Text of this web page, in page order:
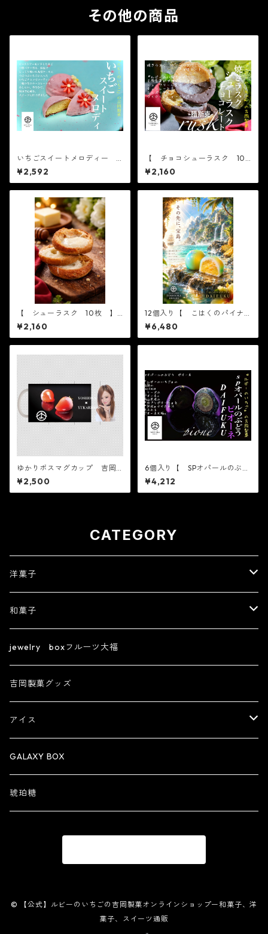
その他の商品
いちごスイートメロディー 6
個入り 父の日 かわい
い フルーツ大福 人気 テ
レビで話題 中元 贈り物
¥2,592
【 チョコシューラスク 10
枚 】日持ち常温45日
¥2,160
【 シューラスク 10枚 】
日持ち常温１２０日
¥2,160
12個入り【 こはくのパイナ
ップル 6個入り×2箱 】
【フルーツ大福】コハクのパ
イナップル6個入り※配送日時
ツ ギフト
¥6,480
ゆかりボスマグカップ 吉岡
製菓の現役！今回はご要望の
多かった最新のタオルを販売
します。S、M、Lからお選びく
¥2,500
6個入り【 SPオパールのぶど
う 皮ごとピオーネ 6個入り
×1箱 】※配送日時指定必須
【フルーツ大福】ピオーネ6
ルーツ大福
¥4,212
CATEGORY
洋菓子
【フルーツ大福】ジュエリーボックスシリーズ
フィナンシェ
ズコット
和菓子
きんつば
生菓子
創作大福
機能性表示食品
jewelry boxフルーツ大福
吉岡製菓グッズ
アイス
アイスパフェ
GALAXY BOX
琥珀糖
© 【公式】ルビーのいちごの吉岡製菓オンラインショップー和菓子、洋
菓子、スイーツ通販